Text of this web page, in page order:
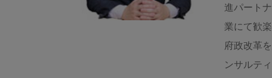
進パート
業にて歓
府政改革
ンサルテ